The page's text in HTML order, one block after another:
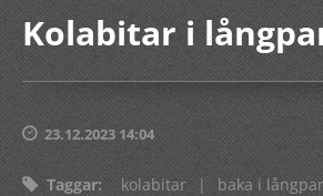
Kolabitar i
23.12.2023 14:04
Taggar: kolabitar | baka i